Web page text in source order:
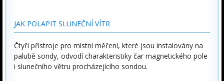
JAK POLAPIT SLUNEČNÍ VÍTR
Čtyři přístroje pro místní měření, které jsou instalovány na
palubě sondy, odvodí charakteristiky čar magnetického pole
i slunečního větru procházejícího sondou.